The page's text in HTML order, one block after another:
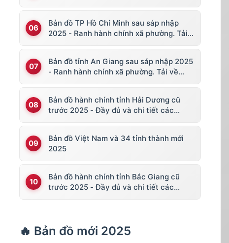
Bản đồ TP Hồ Chí Minh sau sáp nhập
2025 - Ranh hành chính xã phường. Tải
Bản đồ tỉnh An Giang sau sáp nhập 2025
- Ranh hành chính xã phường. Tải về
Bản đồ hành chính tỉnh Hải Dương cũ
trước 2025 - Đầy đủ và chi tiết các
Bản đồ Việt Nam và 34 tỉnh thành mới
2025
Bản đồ hành chính tỉnh Bắc Giang cũ
trước 2025 - Đầy đủ và chi tiết các
🔥 Bản đồ mới 2025